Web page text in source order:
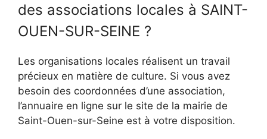
des associations locales à SAINT-
OUEN-SUR-SEINE ?
Les organisations locales réalisent un travail
précieux en matière de culture. Si vous avez
besoin des coordonnées d’une association,
l’annuaire en ligne sur le site de la mairie de
Saint-Ouen-sur-Seine est à votre disposition.